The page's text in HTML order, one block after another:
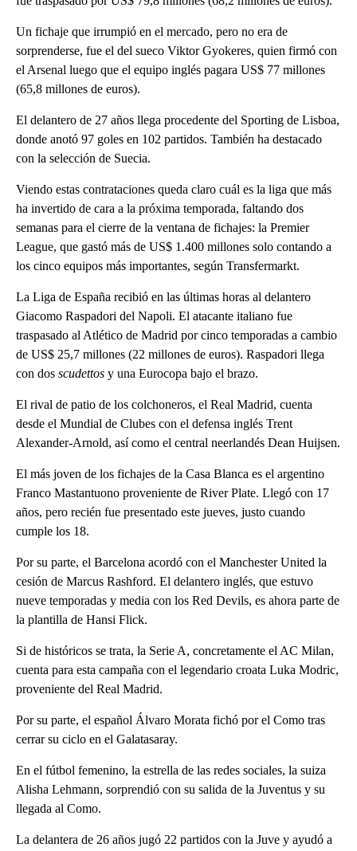
Un fichaje que irrumpió en el mercado, pero no era de
sorprenderse, fue el del sueco Viktor Gyokeres, quien firmó con
el Arsenal luego que el equipo inglés pagara US$ 77 millones
(65,8 millones de euros).
El delantero de 27 años llega procedente del Sporting de Lisboa,
donde anotó 97 goles en 102 partidos. También ha destacado
con la selección de Suecia.
Viendo estas contrataciones queda claro cuál es la liga que más
ha invertido de cara a la próxima temporada, faltando dos
semanas para el cierre de la ventana de fichajes: la Premier
League, que gastó más de US$ 1.400 millones solo contando a
los cinco equipos más importantes, según Transfermarkt.
La Liga de España recibió en las últimas horas al delantero
Giacomo Raspadori del Napoli. El atacante italiano fue
traspasado al Atlético de Madrid por cinco temporadas a cambio
de US$ 25,7 millones (22 millones de euros). Raspadori llega
con dos scudettos y una Eurocopa bajo el brazo.
El rival de patio de los colchoneros, el Real Madrid, cuenta
desde el Mundial de Clubes con el defensa inglés Trent
Alexander-Arnold, así como el central neerlandés Dean Huijsen.
El más joven de los fichajes de la Casa Blanca es el argentino
Franco Mastantuono proveniente de River Plate. Llegó con 17
años, pero recién fue presentado este jueves, justo cuando
cumple los 18.
Por su parte, el Barcelona acordó con el Manchester United la
cesión de Marcus Rashford. El delantero inglés, que estuvo
nueve temporadas y media con los Red Devils, es ahora parte de
la plantilla de Hansi Flick.
Si de históricos se trata, la Serie A, concretamente el AC Milan,
cuenta para esta campaña con el legendario croata Luka Modric,
proveniente del Real Madrid.
Por su parte, el español Álvaro Morata fichó por el Como tras
cerrar su ciclo en el Galatasaray.
En el fútbol femenino, la estrella de las redes sociales, la suiza
Alisha Lehmann, sorprendió con su salida de la Juventus y su
llegada al Como.
La delantera de 26 años jugó 22 partidos con la Juve y ayudó a